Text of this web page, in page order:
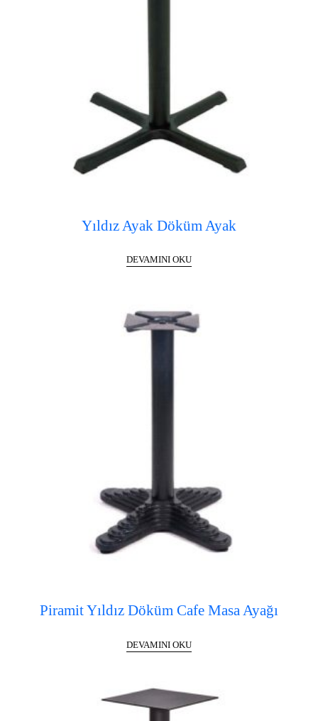
Yıldız Ayak Döküm Ayak
DEVAMINI OKU
Piramit Yıldız Döküm Cafe Masa Ayağı
DEVAMINI OKU